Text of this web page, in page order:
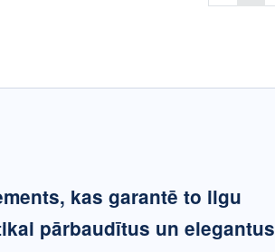
kas garantē to ilgu
pārbaudītus un elegantus